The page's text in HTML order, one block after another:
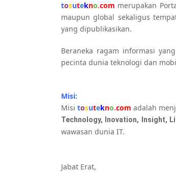
tosutekno.com merupakan
maupun global sekaligus
yang dipublikasikan.
Beraneka ragam informasi
pecinta dunia teknologi dan
Misi:
Misi tosutekno.com adalah
Technology, Inovation, Insight,
wawasan dunia IT.
Jabat Erat,